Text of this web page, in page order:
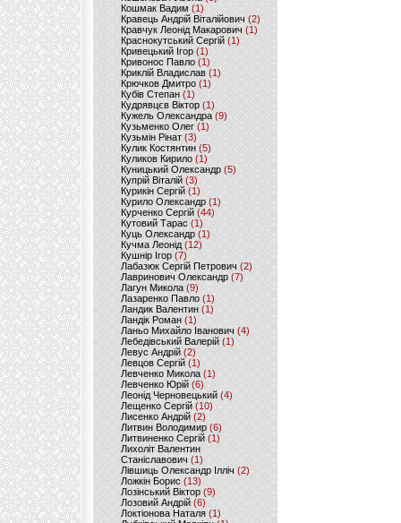
Кошмак Вадим (1)
Кравець Андрій Віталійович (2)
Кравчук Леонід Макарович (1)
Краснокутський Сергій (1)
Кривецький Ігор (1)
Кривонос Павло (1)
Криклій Владислав (1)
Крючков Дмитро(1)
Кубів Степан(1)
Кудрявцєв Віктор (1)
Кужель Олександра (9)
Кузьменко Олег (1)
Кузьмін Рінат(3)
Кулик Костянтин(5)
Куликов Кирило (1)
Куницький Олександр (5)
Купрій Віталій (3)
Курикін Сергій(1)
Курило Олександр (1)
Курченко Сергій (44)
Кутовий Тарас (1)
Куць Олександр (1)
Кучма Леонід (12)
Кушнір Ігор(7)
Лабазюк Сергій Петрович (2)
Лавринович Олександр(7)
Лагун Микола(9)
Лазаренко Павло (1)
Ландик Валентин (1)
Ландік Роман (1)
Ланьо Михайло Іванович(4)
Лебедівський Валерій(1)
Левус Андрій(2)
Левцов Сергій (1)
Левченко Микола (1)
Левченко Юрій (6)
Леонід Черновецький (4)
Лещенко Сергій (10)
Лисенко Андрій (2)
Литвин Володимир (6)
Литвиненко Сергій (1)
Лихоліт Валентин
Станіславович (1)
Лівшиць Олександр Ілліч (2)
Ложкін Борис(13)
Лозінський Віктор(9)
Лозовий Андрій (6)
Локтіонова Наталя (1)